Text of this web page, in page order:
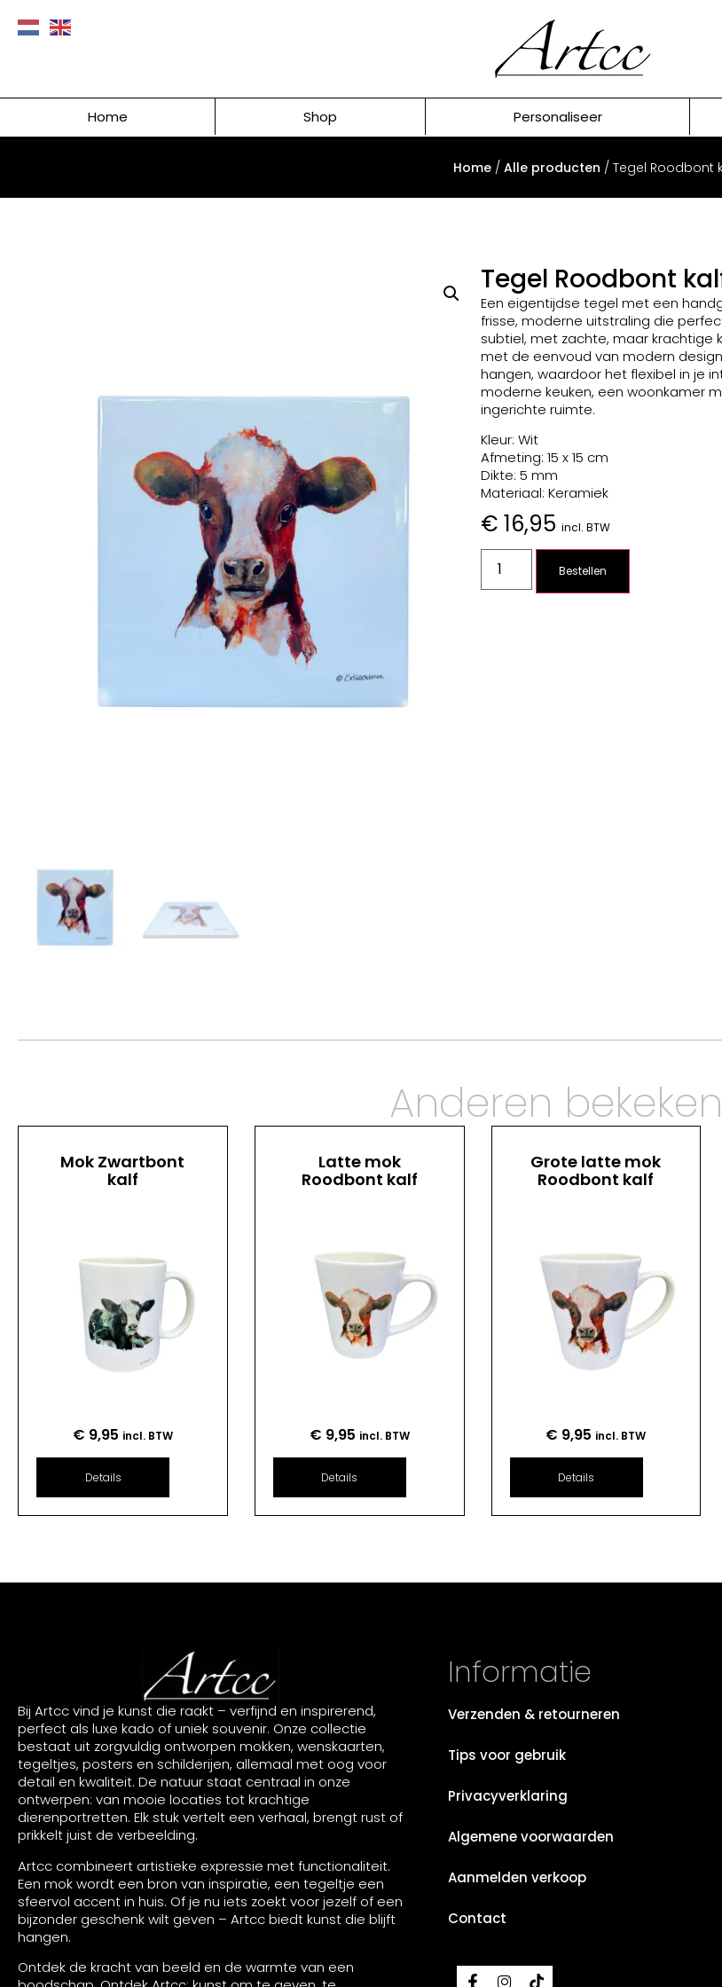
Home Shop Personaliseer
Home / Alle producten / Tegel Roodbont
Tegel Roodbont
Een eigentijdse tegel met een
frisse, moderne uitstraling die
subtiel, met zachte, maar krachtige
met de eenvoud van modern
hangen, waardoor het flexibel in je
moderne keuken, een woonkamer
ingerichte ruimte.
Kleur: Wit
Afmeting: 15 x 15 cm
Dikte: 5 mm
Materiaal: Keramiek
€ 16,95 incl. BTW
Bestellen
Anderen
Mok Zwartbont
kalf
€ 9,95 incl. BTW
Details
Latte mok
Roodbont kalf
€ 9,95 incl. BTW
Details
Grote latte mok
Roodbont kalf
€ 9,95 incl. BTW
Details
Bij Artcc vind je kunst die raakt – verfijnd en inspirerend,
perfect als luxe kado of uniek souvenir. Onze collectie
bestaat uit zorgvuldig ontworpen mokken, wenskaarten,
tegeltjes, posters en schilderijen, allemaal met oog voor
detail en kwaliteit. De natuur staat centraal in onze
ontwerpen: van mooie locaties tot krachtige
dierenportretten. Elk stuk vertelt een verhaal, brengt rust of
prikkelt juist de verbeelding.
Artcc combineert artistieke expressie met functionaliteit.
Een mok wordt een bron van inspiratie, een tegeltje een
sfeervol accent in huis. Of je nu iets zoekt voor jezelf of een
bijzonder geschenk wilt geven – Artcc biedt kunst die blijft
hangen.
Ontdek de kracht van beeld en de warmte van een
Informatie
Verzenden & retourneren
Tips voor gebruik
Privacyverklaring
Algemene voorwaarden
Aanmelden verkoop
Contact